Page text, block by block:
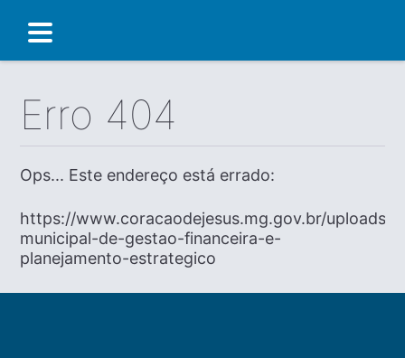
Erro 404
Ops... Este endereço está errado:
https://www.coracaodejesus.mg.gov.br/uploads/
municipal-de-gestao-financeira-e-
planejamento-estrategico